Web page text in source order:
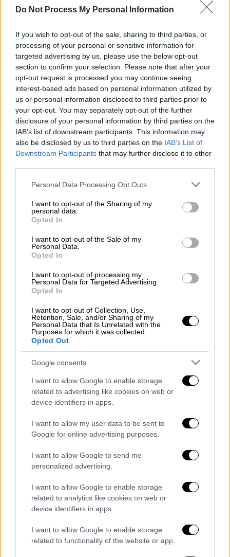
Do Not Process My Personal Information
If you wish to opt-out of the sale, sharing to third parties, or
processing of your personal or sensitive information for
targeted advertising by us, please use the below opt-out
section to confirm your selection. Please note that after your
opt-out request is processed you may continue seeing
interest-based ads based on personal information utilized by
us or personal information disclosed to third parties prior to
your opt-out. You may separately opt-out of the further
disclosure of your personal information by third parties on the
IAB’s list of downstream participants. This information may
also be disclosed by us to third parties on the IAB’s List of
Downstream Participants that may further disclose it to other
Please note that this website/app uses one or more Google
not limited to your visit or usage behaviour. You may click to
grant or deny consent to Google and its third-party tags to
use your data for below specified purposes in below Google
consent section.
Personal Data Processing Opt Outs
I want to opt-out of the Sharing of my
personal data.
Opted In
I want to opt-out of the Sale of my
Personal Data.
Opted In
I want to opt-out of processing my
Personal Data for Targeted Advertising.
Opted In
I want to opt-out of Collection, Use,
Retention, Sale, and/or Sharing of my
Personal Data that Is Unrelated with the
Purposes for which it was collected.
Opted Out
Google consents
I want to allow Google to enable storage
related to advertising like cookies on web or
device identifiers in apps.
I want to allow my user data to be sent to
Google for online advertising purposes.
I want to allow Google to send me
personalized advertising.
I want to allow Google to enable storage
related to analytics like cookies on web or
device identifiers in apps.
I want to allow Google to enable storage
related to functionality of the website or app.
Ελλάδα|18.05.2025 10:15
Δολοφονία στη Βάρδα: Τα κίνητρα
του δράστη και όσα έγιναν στο
θερμοκήπιο
Ο νεαρός έχει ομολογήσει τηνπράξητου
στις διωκτικές αρχές και φέρεται να έχει
του ορίσει το δικαστήριο συνήγορο
υπεράσπισης, ώστε να παραστεί στην
απολογία του στον ανακριτή, σύμφωνα με το
Οι δύο Αιγύπτιοι έμεναν στην ίδια περιοχή
Ψάρι Βάρδας, με τα στοιχεία να δείχνουν
πως το φονικό έγινε αιφνιδιαστικά, χωρίς να
υπάρχουν προηγουμένως εντάσεις μεταξύ
τους.
Σύμφωνα με τις καταθέσεις, ο 23χρονος
φέρεται να έκανε ένα και μοναδικόχτύπημα
με αναδιπλούμενο σουγιά στον 24χρονο εν
ώρα εργασίας.
Ο νεαρός κατηγορούμενος
, ανέφερε στην αστυνομία ότι το
θύμα του είχε δώσει τσιγάρο και του φάνηκε
κάτι περίεργο σε αυτό, με αποτέλεσμα να
επιτεθεί και να σκοτώσει τον έτερο εργάτη
γης. Ηδικογραφίαπου σχηματίστηκε σε
βάρος του 23χρονου περιλαμβάνει
κατηγορίες για ανθρωποκτονία από πρόθεση
σε ήρεμη ψυχική κατάσταση, παράνομη
Η ανακοίνωση της ΕΛΑΣ